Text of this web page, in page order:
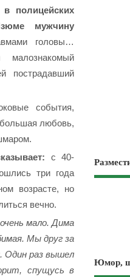
полицейских
мужчину
головы…
пострадавший
события,
любовь,
с 40-
три года
возрасте, но
вечно.
мало. Дима
Мы друг за
Один раз вышел
спущусь в
Юмор,